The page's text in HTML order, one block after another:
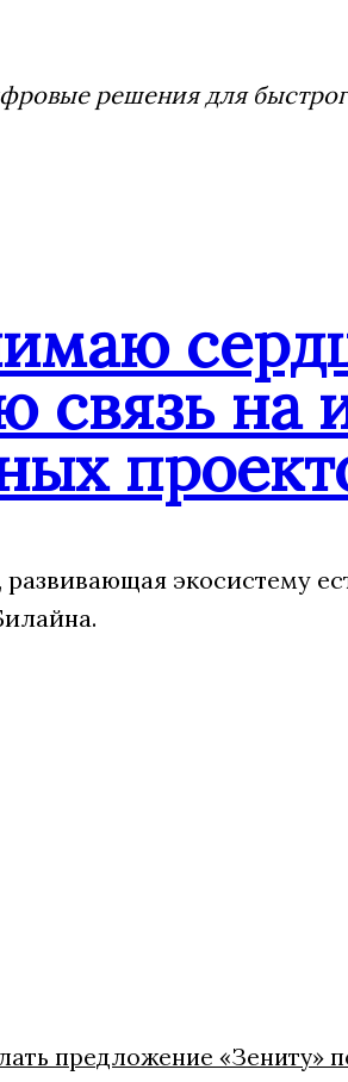
решения для
связь на
экосистему
предложение «Зениту»